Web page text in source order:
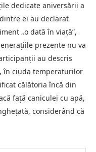
dedicate aniversării a
ei au declarat
„o dată în viață”,
prezente nu va
au descris
în ciuda temperaturilor
călătoria încă din
față caniculei cu apă,
considerând că